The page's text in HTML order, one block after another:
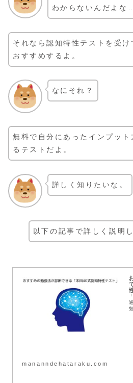
わからないんだよな
それなら認知特性テストを受け
おすすめするよ。
なにそれ？
無料で自分にあったインプット
るテストだよ。
詳しく知りたいな。
以下の記事で詳しく説明
mananndehataraku.com